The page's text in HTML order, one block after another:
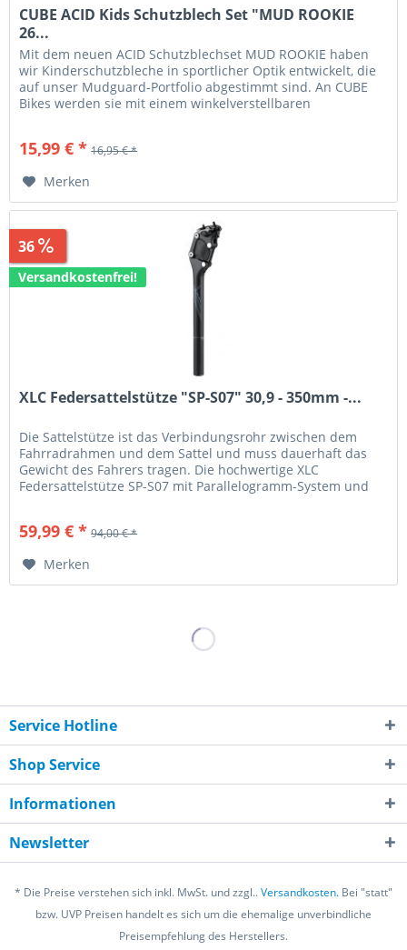
CUBE ACID Kids Schutzblech Set "MUD ROOKIE
26...
Mit dem neuen ACID Schutzblechset MUD ROOKIE haben
wir Kinderschutzbleche in sportlicher Optik entwickelt, die
auf unser Mudguard-Portfolio abgestimmt sind. An CUBE
Bikes werden sie mit einem winkelverstellbaren
15,99 € * 16,95 € *
Merken
36
Versandkostenfrei!
XLC Federsattelstütze "SP-S07" 30,9 - 350mm -...
Die Sattelstütze ist das Verbindungsrohr zwischen dem
Fahrradrahmen und dem Sattel und muss dauerhaft das
Gewicht des Fahrers tragen. Die hochwertige XLC
Federsattelstütze SP-S07 mit Parallelogramm-System und
59,99 € * 94,00 € *
Merken
Service Hotline
Shop Service
Informationen
Newsletter
* Die Preise verstehen sich inkl. MwSt. und zzgl..Versandkosten. Bei "statt"
bzw. UVP Preisen handelt es sich um die ehemalige unverbindliche
Preisempfehlung des Herstellers.